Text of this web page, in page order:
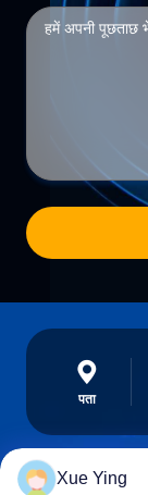
पता
Xue Ying